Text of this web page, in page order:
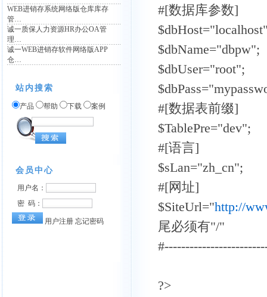
WEB进销存系统网络版仓库库存
管…
诚一质保人力资源HR办公OA管
理…
诚一WEB进销存软件网络版APP
仓…
站内搜索
产品 帮助 下载 案例
#[数据库参数]
#[数据表前缀]
$TablePre="dev";
#[语言]
$sLan="zh_cn";
#[网址]
$SiteUrl="http://
尾必须有"/"
?>